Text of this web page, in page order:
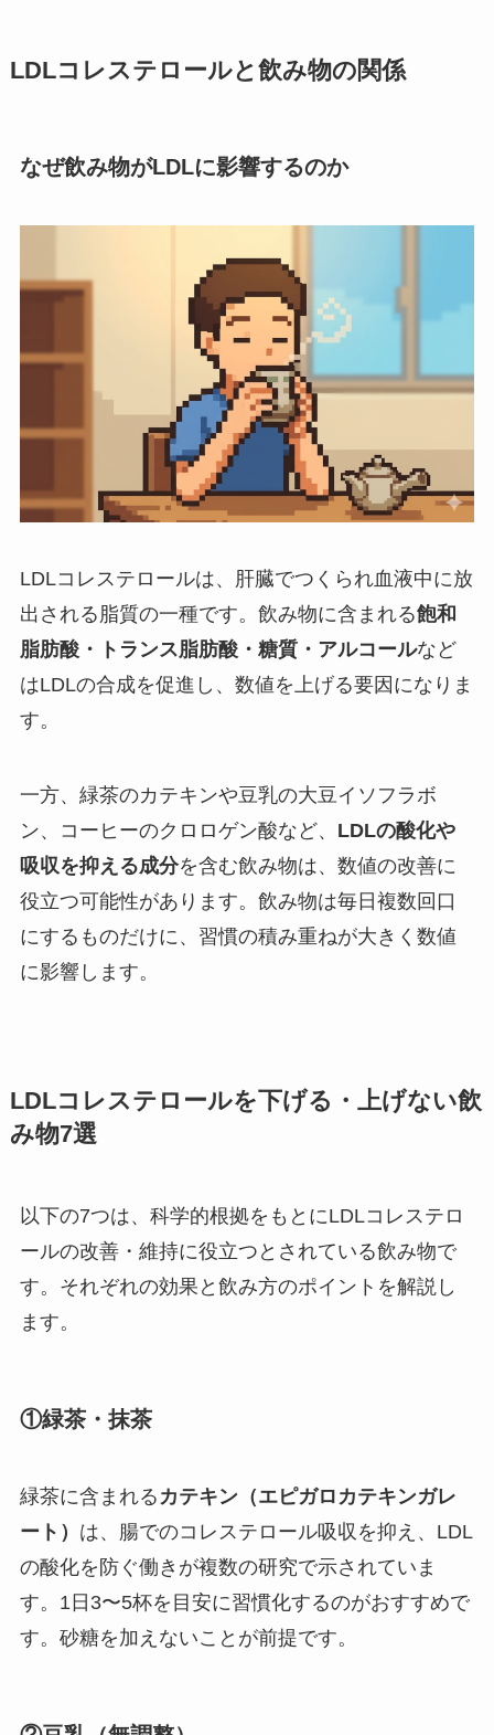
LDLコレステロールと飲み物の関係
なぜ飲み物がLDLに影響するのか
LDLコレステロールは、肝臓でつくられ血液中に放
出される脂質の一種です。飲み物に含まれる飽和
脂肪酸・トランス脂肪酸・糖質・アルコールなど
はLDLの合成を促進し、数値を上げる要因になりま
す。
一方、緑茶のカテキンや豆乳の大豆イソフラボ
ン、コーヒーのクロロゲン酸など、 LDLの酸化や
吸収を抑える成分を含む飲み物は、数値の改善に
役立つ可能性があります。飲み物は毎日複数回口
にするものだけに、習慣の積み重ねが大きく数値
に影響します。
LDLコレステロールを下げる・上げない飲
み物7選
以下の7つは、科学的根拠をもとにLDLコレステロ
ールの改善・維持に役立つとされている飲み物で
す。それぞれの効果と飲み方のポイントを解説し
ます。
①緑茶・抹茶
緑茶に含まれる カテキン（エピガロカテキンガレ
ート） は、腸でのコレステロール吸収を抑え、LDL
の酸化を防ぐ働きが複数の研究で示されていま
す。1日3〜5杯を目安に習慣化するのがおすすめで
す。砂糖を加えないことが前提です。